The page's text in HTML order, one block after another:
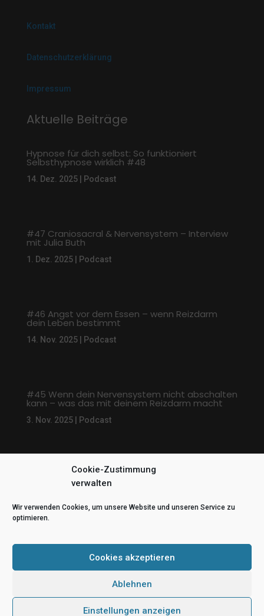
Cookie-Zustimmung
verwalten
Wir verwenden Cookies, um unsere Website und unseren Service zu
optimieren.
Cookies akzeptieren
Ablehnen
Einstellungen anzeigen
Kontakt
Datenschutzerklärung
Impressum
Aktuelle Beiträge
Hypnose für dich selbst: So funktioniert
Selbsthypnose wirklich #48
14. Dez. 2025| Podcast
#47 Craniosacral & Nervensystem – Interview
mit Julia Buth
1. Dez. 2025| Podcast
#46 Angst vor dem Essen – wenn Reizdarm
dein Leben bestimmt
14. Nov. 2025| Podcast
#45 Wenn dein Nervensystem nicht abschalten
kann – was das mit deinem Reizdarm macht
3. Nov. 2025| Podcast
© Erfolg durch Hypnose | Melanie Dehnbostel 2025